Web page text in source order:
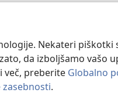
Nekateri piškotki
da izboljšamo vašo
več, preberite Globalno
zasebnosti.